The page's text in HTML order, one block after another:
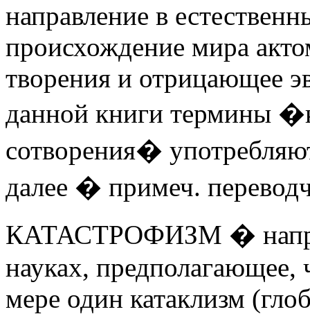
направление в
происхождение мира
творения и отрицающее
данной книги термины
сотворения�
далее � примеч.
КАТАСТРОФИЗМ �
науках, предполагающее,
мере один катаклизм